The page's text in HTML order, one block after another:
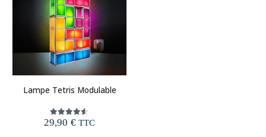
Lampe Tetris Modulable
4.50 out of 5
29,90 € TTC